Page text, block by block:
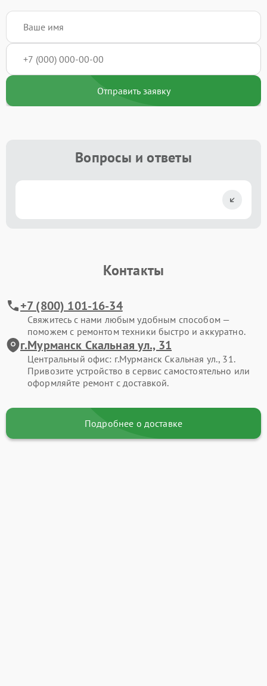
Отправить заявку
Вопросы и ответы
Контакты
+7 (800) 101-16-34
Свяжитесь с нами любым удобным способом —
поможем с ремонтом техники быстро и аккуратно.
г.Мурманск Скальная ул., 31
Центральный офис: г.Мурманск Скальная ул., 31.
Привозите устройство в сервис самостоятельно или
оформляйте ремонт с доставкой.
Подробнее о доставке